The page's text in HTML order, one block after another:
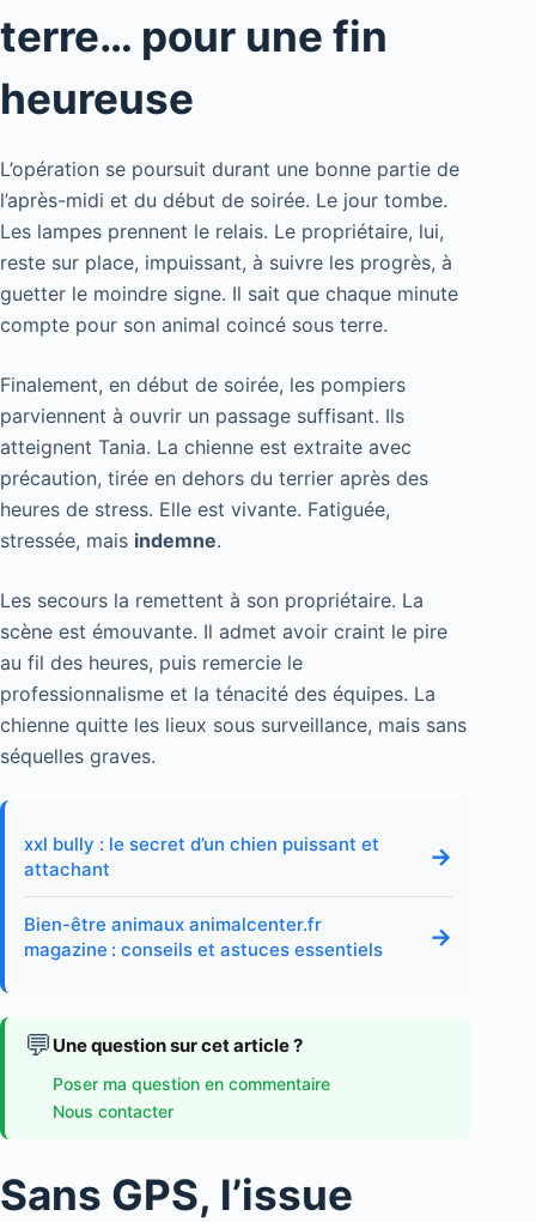
terre… pour une fin
heureuse
L’opération se poursuit durant une bonne partie de
l’après-midi et du début de soirée. Le jour tombe.
Les lampes prennent le relais. Le propriétaire, lui,
reste sur place, impuissant, à suivre les progrès, à
guetter le moindre signe. Il sait que chaque minute
compte pour son animal coincé sous terre.
Finalement, en début de soirée, les pompiers
parviennent à ouvrir un passage suffisant. Ils
atteignent Tania. La chienne est extraite avec
précaution, tirée en dehors du terrier après des
heures de stress. Elle est vivante. Fatiguée,
stressée, mais indemne.
Les secours la remettent à son propriétaire. La
scène est émouvante. Il admet avoir craint le pire
au fil des heures, puis remercie le
professionnalisme et la ténacité des équipes. La
chienne quitte les lieux sous surveillance, mais sans
séquelles graves.
xxl bully : le secret d’un chien puissant et
attachant
→
Bien-être animaux animalcenter.fr
magazine : conseils et astuces essentiels
→
💬 Une question sur cet article ?
Poser ma question en commentaire
Nous contacter
Sans GPS, l’issue